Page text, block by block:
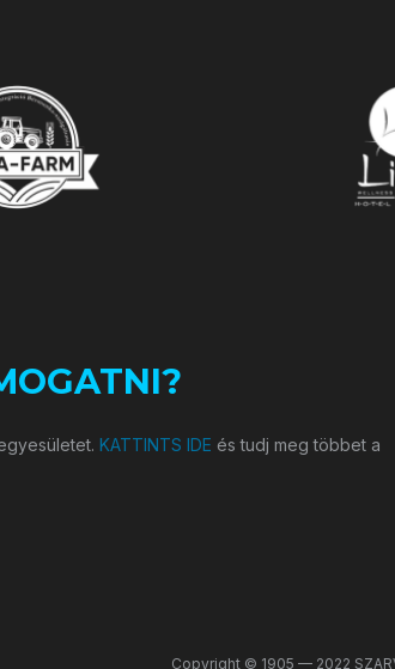
KATTINTS IDE és tudj meg többet a
Copyright © 1905 — 2022